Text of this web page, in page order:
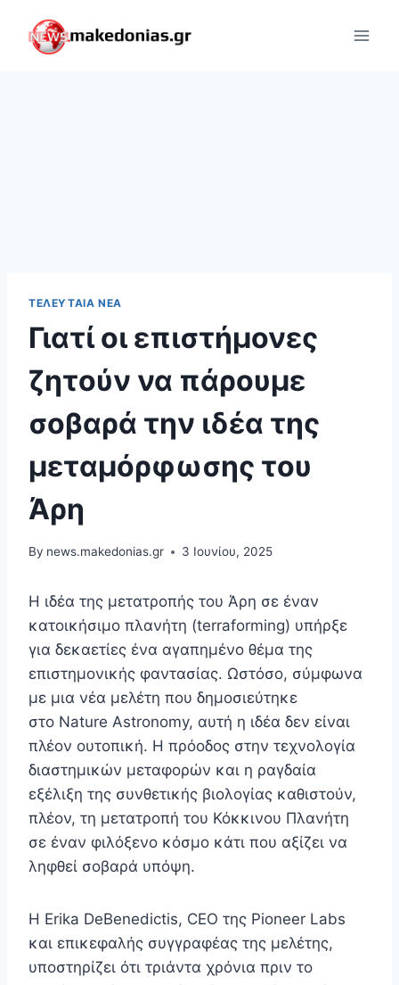
content
ΤΕΛΕΥΤΑΊΑ ΝΈΑ
Γιατί οι επιστήμονες
ζητούν να πάρουμε
σοβαρά την ιδέα της
μεταμόρφωσης του
Άρη
By news.makedonias.gr 3 Ιουνίου, 2025
Η ιδέα της μετατροπής του Άρη σε έναν
κατοικήσιμο πλανήτη (terraforming) υπήρξε
για δεκαετίες ένα αγαπημένο θέμα της
επιστημονικής φαντασίας. Ωστόσο, σύμφωνα
με μια νέα μελέτη που δημοσιεύτηκε
στο Nature Astronomy, αυτή η ιδέα δεν είναι
πλέον ουτοπική. Η πρόοδος στην τεχνολογία
διαστημικών μεταφορών και η ραγδαία
εξέλιξη της συνθετικής βιολογίας καθιστούν,
πλέον, τη μετατροπή του Κόκκινου Πλανήτη
σε έναν φιλόξενο κόσμο κάτι που αξίζει να
ληφθεί σοβαρά υπόψη.
Η Erika DeBenedictis, CEO της Pioneer Labs
και επικεφαλής συγγραφέας της μελέτης,
υποστηρίζει ότι τριάντα χρόνια πριν το